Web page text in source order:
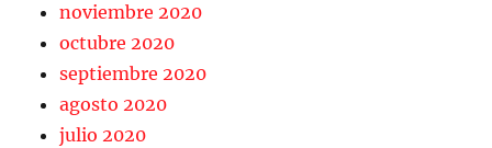
noviembre 2020
octubre 2020
septiembre 2020
agosto 2020
julio 2020